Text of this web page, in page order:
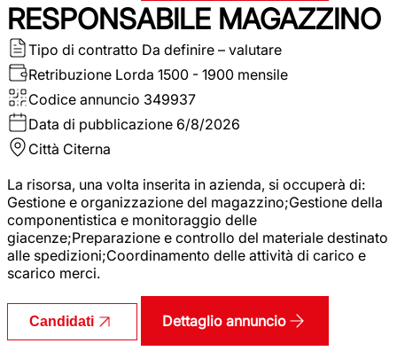
RESPONSABILE MAGAZZINO
Tipo di contratto Da definire – valutare
Retribuzione Lorda 1500 - 1900 mensile
Codice annuncio 349937
Data di pubblicazione 6/8/2026
Città Citerna
La risorsa, una volta inserita in azienda, si occuperà di:
Gestione e organizzazione del magazzino;Gestione della
componentistica e monitoraggio delle
giacenze;Preparazione e controllo del materiale destinato
alle spedizioni;Coordinamento delle attività di carico e
scarico merci.
Candidati Dettaglio annuncio